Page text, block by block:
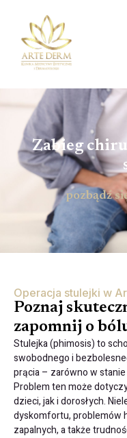
Zabieg
pozbądź
Operacja stulejki w
Poznaj
zapomnij o
Stulejka (phimosis) to
swobodnego i
prącia – zarówno w
Problem ten może
dzieci, jak i dorosłych.
dyskomfortu, problemów
zapalnych, a także